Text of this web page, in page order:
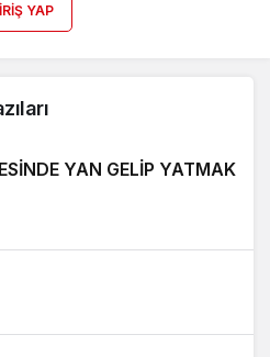
YAP
YAN GELİP YATMAK